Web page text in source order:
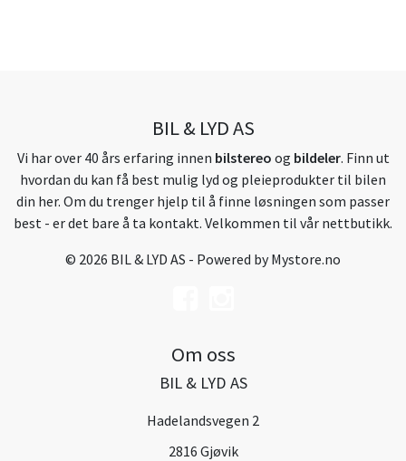
BIL & LYD AS
Vi har over 40 års erfaring innen bilstereo og bildeler. Finn ut
hvordan du kan få best mulig lyd og pleieprodukter til bilen
din her. Om du trenger hjelp til å finne løsningen som passer
best - er det bare å ta kontakt. Velkommen til vår nettbutikk.
© 2026 BIL & LYD AS - Powered byMystore.no
Om oss
BIL & LYD AS
Hadelandsvegen 2
2816 Gjøvik